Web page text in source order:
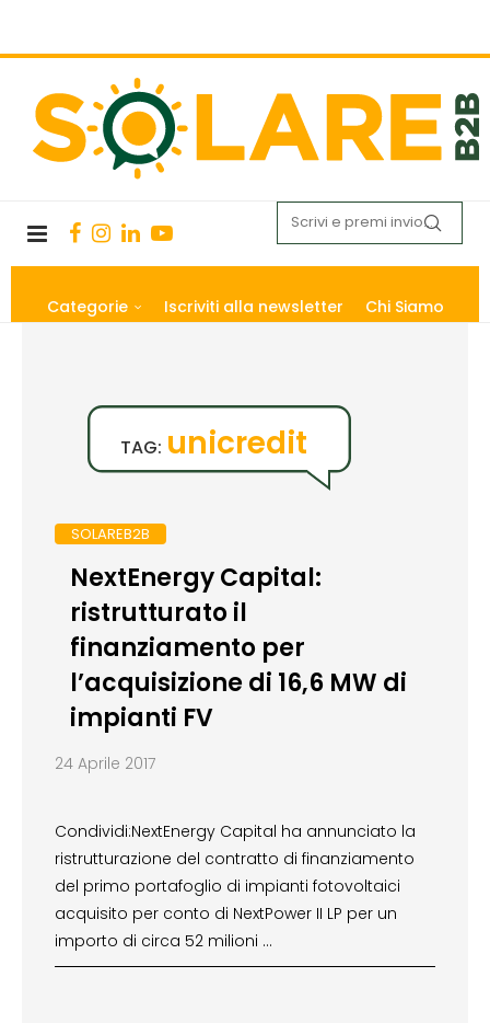
Categorie Iscriviti alla newsletter Chi Siamo
TAG: unicredit
SOLAREB2B
NextEnergy Capital:
ristrutturato il
finanziamento per
l’acquisizione di 16,6 MW di
impianti FV
24 Aprile 2017
Condividi:NextEnergy Capital ha annunciato la
ristrutturazione del contratto di finanziamento
del primo portafoglio di impianti fotovoltaici
acquisito per conto di NextPower II LP per un
importo di circa 52 milioni …